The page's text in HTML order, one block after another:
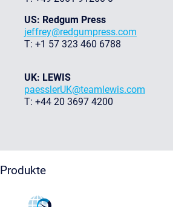
US: Redgum Press
jeffrey@redgumpress.com
T: +1 57 323 460 6788
UK: LEWIS
paesslerUK@teamlewis.com
T: +44 20 3697 4200
Produkte